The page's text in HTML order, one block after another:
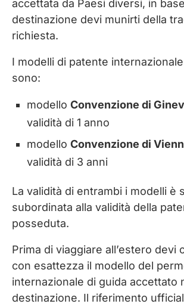
accettata da Paesi diversi, in
destinazione devi munirti della
richiesta.
I modelli di patente
sono:
modello Convenzione di
validità di 1 anno
modello Convenzione di
validità di 3 anni
La validità di entrambi i modelli è
subordinata alla validità della
posseduta.
Prima di viaggiare all’estero devi
con esattezza il modello del
internazionale di guida accettato
destinazione. Il riferimento